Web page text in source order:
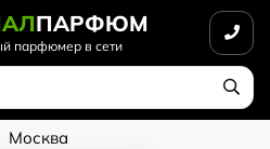
ПАРФЮМ
парфюмер в сети
Москва